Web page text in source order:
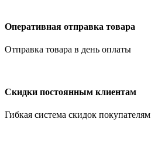
Оперативная отправка товара
Отправка товара в день оплаты
Скидки постоянным клиентам
Гибкая система скидок покупателям